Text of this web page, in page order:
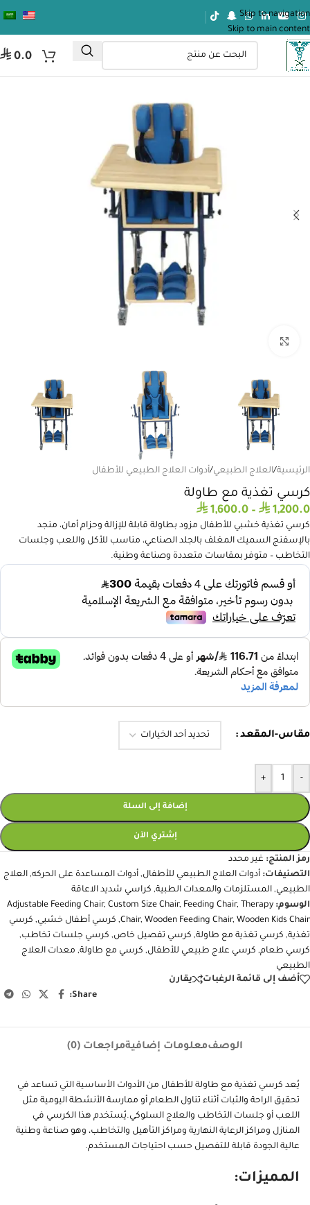
Skip to navigation
Skip to main content
⃁ 0.0
الرئيسية/العلاج الطبيعي/أدوات العلاج الطبيعي للأطفال
كرسي تغذية مع طاولة
⃁ 1,200.0
–
⃁ 1,600.0
كرسي تغذية خشبي للأطفال مزود بطاولة قابلة للإزالة وحزام أمان، منجد
بالإسفنج السميك المغلف بالجلد الصناعي، مناسب للأكل واللعب وجلسات
التخاطب – متوفر بمقاسات متعددة وصناعة وطنية.
مقاس-المقعد
-
+
إضافة إلى السلة
إشتري الآن
رمز المنتج: غير محدد
التصنيفات: أدوات العلاج الطبيعي للأطفال, أدوات المساعدة على الحركه, العلاج
الطبيعي, المستلزمات والمعدات الطبية, كراسي شديد الاعاقة
الوسوم:
Adjustable Feeding Chair, Custom Size Chair, Feeding Chair, Therapy
Chair, Wooden Feeding Chair, Wooden Kids Chair
, كرسي أطفال خشبي, كرسي
تغذية, كرسي تغذية مع طاولة, كرسي تفصيل خاص, كرسي جلسات تخاطب,
كرسي طعام, كرسي علاج طبيعي للأطفال, كرسي مع طاولة, معدات العلاج
الطبيعي
أضف إلى قائمة الرغبات
يقارن
Share:
الوصفمعلومات إضافيةمراجعات (0)
يُعد كرسي تغذية مع طاولة للأطفال من الأدوات الأساسية التي تساعد في
تحقيق الراحة والثبات أثناء تناول الطعام أو ممارسة الأنشطة اليومية مثل
اللعب أو جلسات التخاطب والعلاج السلوكي.يُستخدم هذا الكرسي في
المنازل ومراكز الرعاية النهارية ومراكز التأهيل والتخاطب، وهو صناعة وطنية
عالية الجودة قابلة للتفصيل حسب احتياجات المستخدم.
المميزات: